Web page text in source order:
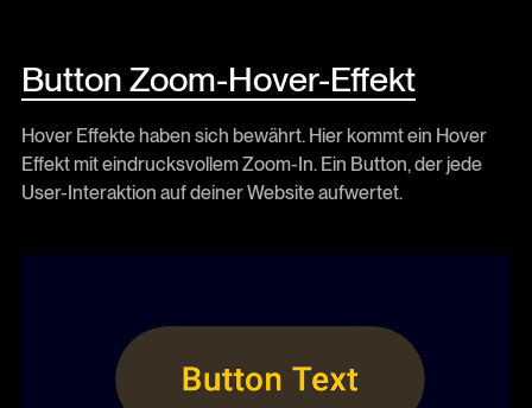
Button Zoom-Hover-Effekt
Hover Effekte haben sich bewährt. Hier kommt ein Hover
Effekt mit eindrucksvollem Zoom-In. Ein Button, der jede
User-Interaktion auf deiner Website aufwertet.